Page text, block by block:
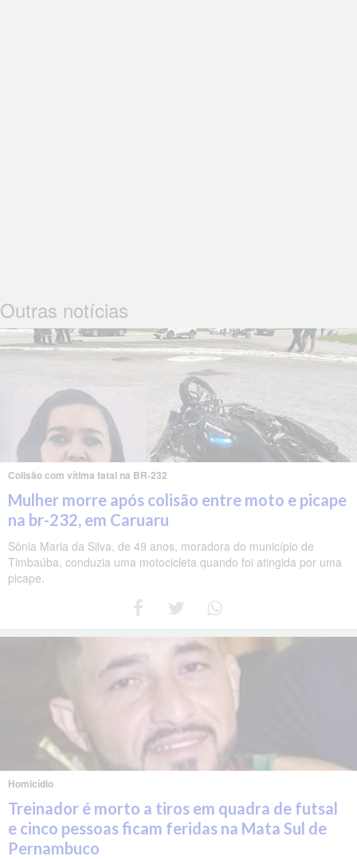
Outras notícias
Colisão com vítima fatal na BR-232
Mulher morre após colisão entre moto e picape
na br-232, em Caruaru
Sônia Maria da Silva, de 49 anos, moradora do município de
Timbaúba, conduzia uma motocicleta quando foi atingida por uma
picape.
Homicídio
Treinador é morto a tiros em quadra de futsal
e cinco pessoas ficam feridas na Mata Sul de
Pernambuco